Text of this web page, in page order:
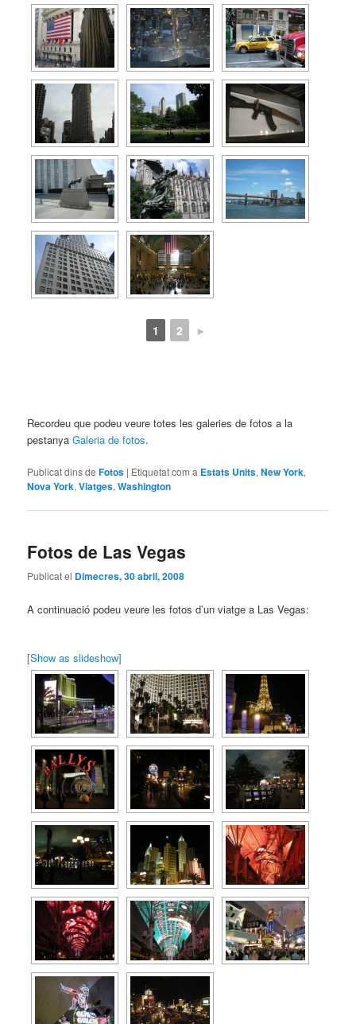
1 2 ►
Recordeu que podeu veure totes les galeries de fotos a la
pestanyaGaleria de fotos.
Publicat dins de Fotos | Etiquetat com a Estats Units,New York,
Nova York,Viatges,Washington
Fotos de Las Vegas
Publicat el Dimecres, 30 abril, 2008
A continuació podeu veure les fotos d’un viatge a Las Vegas:
[Show as slideshow]